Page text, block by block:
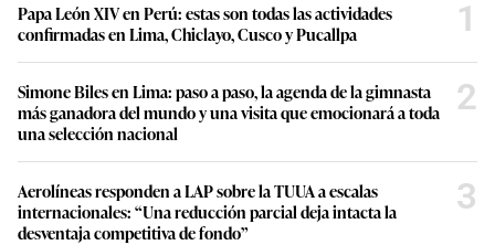
Papa León XIV en Perú: estas son todas las actividades
confirmadas en Lima, Chiclayo, Cusco y Pucallpa
1
Simone Biles en Lima: paso a paso, la agenda de la gimnasta
más ganadora del mundo y una visita que emocionará a toda
una selección nacional
2
Aerolíneas responden a LAP sobre la TUUA a escalas
internacionales: “Una reducción parcial deja intacta la
desventaja competitiva de fondo”
3